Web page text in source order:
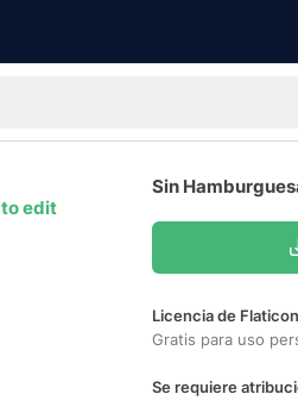
to edit
Sin
Licencia de Flaticon
Gratis para uso
Se requiere